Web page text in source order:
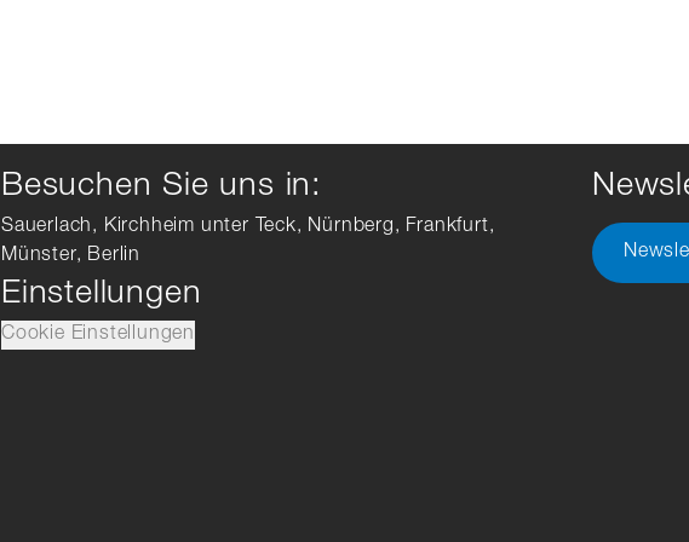
Besuchen Sie uns in:
Sauerlach, Kirchheim unter Teck, Nürnberg, Frankfurt,
Münster, Berlin
Einstellungen
Cookie Einstellungen